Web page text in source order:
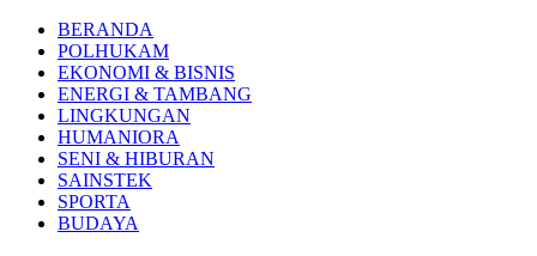
BERANDA
POLHUKAM
EKONOMI & BISNIS
ENERGI & TAMBANG
LINGKUNGAN
HUMANIORA
SENI & HIBURAN
SAINSTEK
SPORTA
BUDAYA